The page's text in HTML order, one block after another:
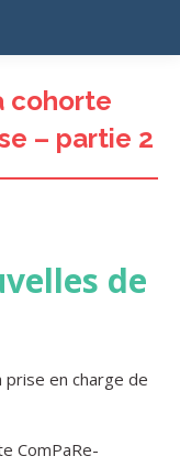
cohorte
– partie 2
de
prise en charge de
ComPaRe-